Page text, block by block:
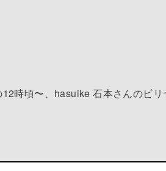
時頃〜、hasuike 石本さんのビリ